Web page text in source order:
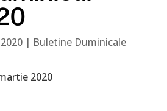
| Buletine Duminicale
2020